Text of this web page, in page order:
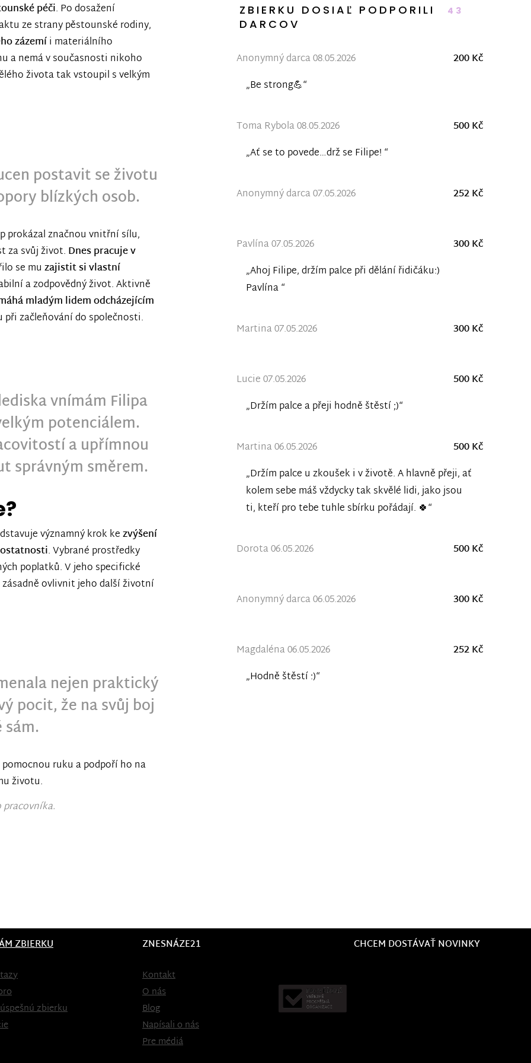
péči. Po dosažení
ze strany pěstounské rodiny,
zázemíi materiálního
a nemá v současnosti nikoho
života tak vstoupil s velkým
postavit se životu
blízkých osob.
prokázal značnou vnitřní sílu,
za svůj život. Dnes pracuje v
se mu zajistit si vlastní
a zodpovědný život. Aktivně
mladým lidem odcházejícím
začleňování do společnosti.
vnímám Filipa
potenciálem.
a upřímnou
správným směrem.
významný krok kezvýšení
. Vybrané prostředky
poplatků. V jeho specifické
ovlivnit jeho další životní
nejen praktický
pocit, že na svůj boj
ruku a podpoří ho na
životu.
ZBIERKU DOSIAĽ PODPORILI 43
DARCOV
Anonymný darca 08.05.2026
200 Kč
„Be strong💪“
Toma Rybola 08.05.2026
500 Kč
„Ať se to povede…drž se Filipe! “
Anonymný darca 07.05.2026 252 Kč
Pavlína 07.05.2026
300 Kč
„Ahoj Filipe, držím palce při dělání řidičáku:)
Pavlína “
Martina 07.05.2026 300 Kč
Lucie 07.05.2026
500 Kč
„Držím palce a přeji hodně štěstí ;)“
Martina 06.05.2026
500 Kč
„Držím palce u zkoušek i v životě. A hlavně přeji, ať
kolem sebe máš vždycky tak skvělé lidi, jako jsou
ti, kteří pro tebe tuhle sbírku pořádají. 🍀“
Dorota 06.05.2026 500 Kč
Anonymný darca 06.05.2026 300 Kč
Magdaléna 06.05.2026
252 Kč
„Hodně štěstí :)“
ZBIERKU
zbierku
ZNESNÁZE21
Kontakt
O nás
Blog
Napísali o nás
Pre médiá
CHCEM DOSTÁVAŤ NOVINKY